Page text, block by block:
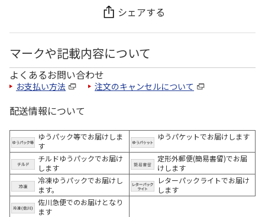
シェアする
マークや記載内容について
よくあるお問い合わせ
お支払い方法 注文のキャンセルについて
配送情報について
ゆうパック等でお届けしま
す
ゆうパケットでお届けします
チルドゆうパックでお届け
します
定形外郵便(簡易書留)でお届
けします
冷凍ゆうパックでお届けし
ます。
レターパックライトでお届け
します
佐川急便でのお届けとなり
ます